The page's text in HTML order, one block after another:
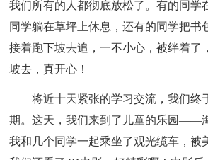
我们所有的人都彻底放松了。有的同学
同学躺在草坪上休息，还有的同学把书
接着跑下坡去追，一不小心，被绊着了
坡去，真开心！
将近十天紧张的学习交流，我们终
期。这天，我们来到了儿童的乐园——
我和几个同学一起乘坐了观光缆车，被